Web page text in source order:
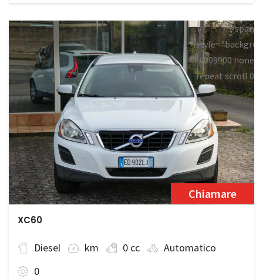
<span
#009900 none
repeat scroll 0
Chiamare
XC60
Diesel km 0 cc
Automatico
0